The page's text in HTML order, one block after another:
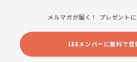
メルマガが届く！ プレゼントに
LEEメンバーに無料で登